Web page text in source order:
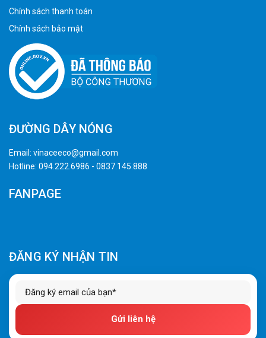
Chính sách thanh toán
Chính sách bảo mật
ĐƯỜNG DÂY NÓNG
Email: vinaceeco@gmail.com
Hotline: 094.222.6986 - 0837.145.888
FANPAGE
ĐĂNG KÝ NHẬN TIN
Gửi liên hệ